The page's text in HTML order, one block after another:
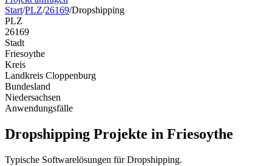
Start/PLZ/26169/Dropshipping
PLZ
26169
Stadt
Friesoythe
Kreis
Landkreis Cloppenburg
Bundesland
Niedersachsen
Anwendungsfälle
Dropshipping Projekte in Friesoythe
Typische Softwarelösungen für Dropshipping.